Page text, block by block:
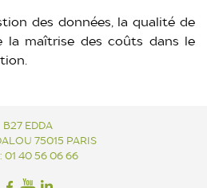
des données, la qualité de
la maîtrise des coûts dans le
B27 EDDA
75015 PARIS
01 40 56 06 66